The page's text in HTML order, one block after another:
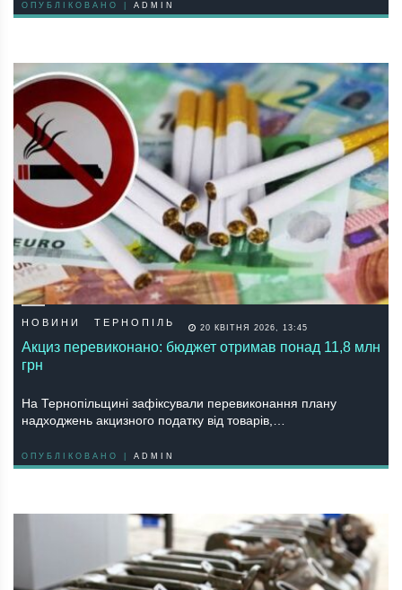
ОПУБЛІКОВАНО | ADMIN
НОВИНИ ТЕРНОПІЛЬ 20 КВІТНЯ 2026, 13:45
Акциз перевиконано: бюджет отримав понад 11,8 млн
грн
На Тернопільщині зафіксували перевиконання плану
надходжень акцизного податку від товарів,…
ОПУБЛІКОВАНО | ADMIN